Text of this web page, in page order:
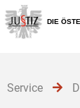
Zur
[1]
Zum
Inhalt
[2]
Zum
Untermenü
[3]
DIE
Service